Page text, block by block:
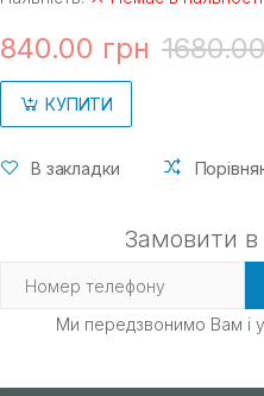
840.00 грн
КУПИТИ
В закладки
Замовити в
Ми передзвонимо Вам і